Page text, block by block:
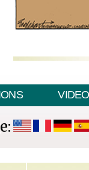
VIDEO